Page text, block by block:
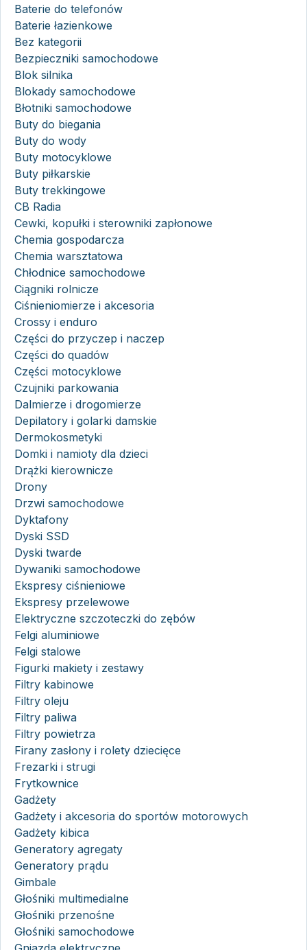
Baterie do telefonów
Baterie łazienkowe
Bez kategorii
Bezpieczniki samochodowe
Blok silnika
Blokady samochodowe
Błotniki samochodowe
Buty do biegania
Buty do wody
Buty motocyklowe
Buty piłkarskie
Buty trekkingowe
CB Radia
Cewki, kopułki i sterowniki zapłonowe
Chemia gospodarcza
Chemia warsztatowa
Chłodnice samochodowe
Ciągniki rolnicze
Ciśnieniomierze i akcesoria
Crossy i enduro
Części do przyczep i naczep
Części do quadów
Części motocyklowe
Czujniki parkowania
Dalmierze i drogomierze
Depilatory i golarki damskie
Dermokosmetyki
Domki i namioty dla dzieci
Drążki kierownicze
Drony
Drzwi samochodowe
Dyktafony
Dyski SSD
Dyski twarde
Dywaniki samochodowe
Ekspresy ciśnieniowe
Ekspresy przelewowe
Elektryczne szczoteczki do zębów
Felgi aluminiowe
Felgi stalowe
Figurki makiety i zestawy
Filtry kabinowe
Filtry oleju
Filtry paliwa
Filtry powietrza
Firany zasłony i rolety dziecięce
Frezarki i strugi
Frytkownice
Gadżety
Gadżety i akcesoria do sportów motorowych
Gadżety kibica
Generatory agregaty
Generatory prądu
Gimbale
Głośniki multimedialne
Głośniki przenośne
Głośniki samochodowe